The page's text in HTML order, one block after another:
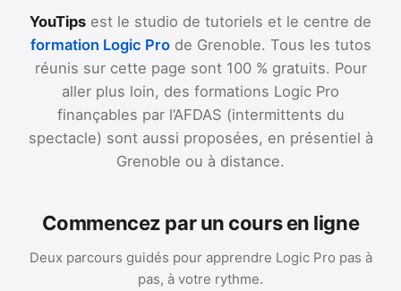
YouTips est le studio de tutoriels et le centre de
formation Logic Prode Grenoble. Tous les tutos
réunis sur cette page sont 100 % gratuits. Pour
aller plus loin, des formations Logic Pro
finançables par l’AFDAS (intermittents du
spectacle) sont aussi proposées, en présentiel à
Grenoble ou à distance.
Commencez par un cours en ligne
Deux parcours guidés pour apprendre Logic Pro pas à
pas, à votre rythme.